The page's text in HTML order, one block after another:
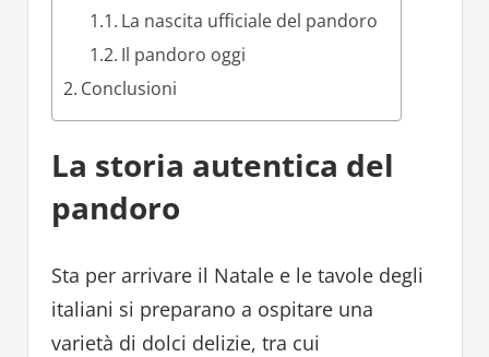
La nascita ufficiale del pandoro
Il pandoro oggi
Conclusioni
La storia autentica del
pandoro
Sta per arrivare il Natale e le tavole degli
italiani si preparano a ospitare una
varietà di dolci delizie, tra cui